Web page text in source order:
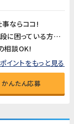
ならココ!
沼津駅からの送迎バスがあるから通勤手段に困っている方も安心♪
相談OK!
イントをもっと見る
かんたん応募